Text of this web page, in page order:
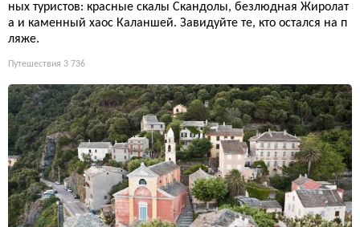
ных туристов: красные скалы Скандолы, безлюдная Жиролат
а и каменный хаос Каланшей. Завидуйте те, кто остался на п
ляже.
Путешествия 3 736